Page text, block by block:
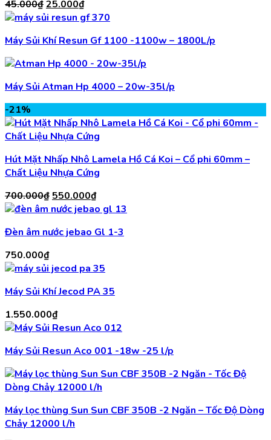
45.000₫Giá
gốc
45.000₫.
25.000₫Giá
hiện
là:
25.000₫.
Máy Sủi Khí Resun Gf 1100 -1100w – 1800L/p
Máy Sủi Atman Hp 4000 – 20w-35l/p
-21%
Hút Mặt Nhấp Nhô Lamela Hồ Cá Koi – Cổ phi 60mm –
Chất Liệu Nhựa Cứng
700.000₫ Giá
gốc
700.000₫.
550.000₫Giá
hiện
là:
Đèn âm nước jebao Gl 1-3
750.000₫
Máy Sủi Khí Jecod PA 35
1.550.000₫
Máy Sủi Resun Aco 001 -18w -25 l/p
Máy lọc thùng Sun Sun CBF 350B -2 Ngăn – Tốc Độ Dòng
Chảy 12000 l/h